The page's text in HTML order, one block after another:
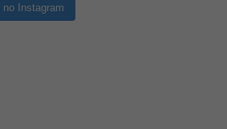
no Instagram